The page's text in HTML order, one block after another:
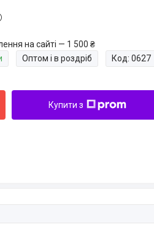
на сайті — 1 500 ₴
Оптом і в роздріб Код: 0627
Купити з